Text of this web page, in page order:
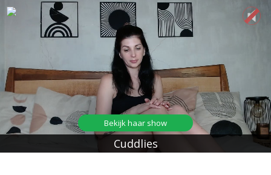
Cuddlies
Bekijk haar show